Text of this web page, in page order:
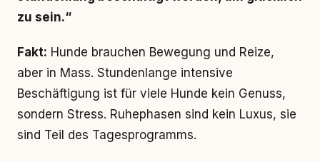
zu sein.“
Fakt: Hunde brauchen Bewegung und Reize,
aber in Mass. Stundenlange intensive
Beschäftigung ist für viele Hunde kein Genuss,
sondern Stress. Ruhephasen sind kein Luxus, sie
sind Teil des Tagesprogramms.